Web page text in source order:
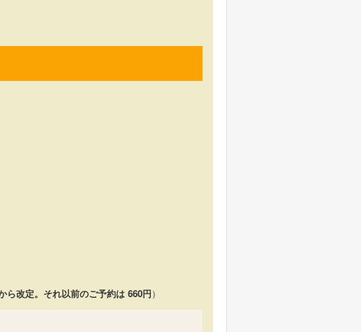
ら改定。それ以前のご予約は 660円）